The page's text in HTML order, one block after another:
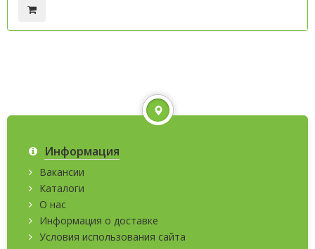
Информация
Вакансии
Каталоги
О нас
Информация о доставке
Условия использования сайта